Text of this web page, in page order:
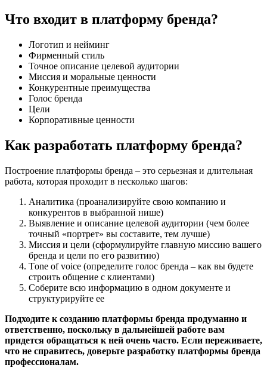
Что входит в платформу бренда?
Логотип и нейминг
Фирменный стиль
Точное описание целевой аудитории
Миссия и моральные ценности
Конкурентные преимущества
Голос бренда
Цели
Корпоративные ценности
Как разработать платформу бренда?
Построение платформы бренда – это серьезная и длительная
работа, которая проходит в несколько шагов:
Аналитика (проанализируйте свою компанию и
конкурентов в выбранной нише)
Выявление и описание целевой аудитории (чем более
точный «портрет» вы составите, тем лучше)
Миссия и цели (сформулируйте главную миссию вашего
бренда и цели по его развитию)
Тone of voice (определите голос бренда – как вы будете
строить общение с клиентами)
Соберите всю информацию в одном документе и
структурируйте ее
Подходите к созданию платформы бренда продуманно и
ответственно, поскольку в дальнейшей работе вам
придется обращаться к ней очень часто. Если переживаете,
что не справитесь, доверьте разработку платформы бренда
профессионалам.